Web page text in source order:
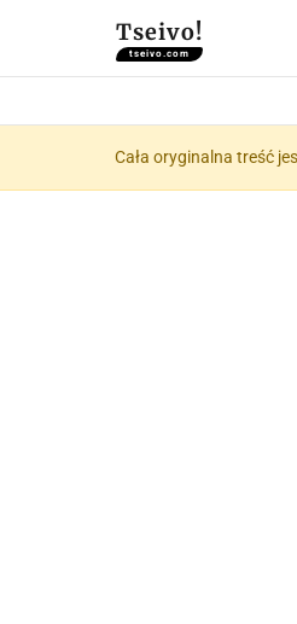
Tseivo!
tseivo.com
Cała oryginalna treść